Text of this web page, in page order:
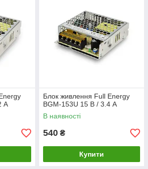
А
Блок живлення Full Energy
BGM-153U 15 В / 3.4 А
В наявності
540 ₴
Купити